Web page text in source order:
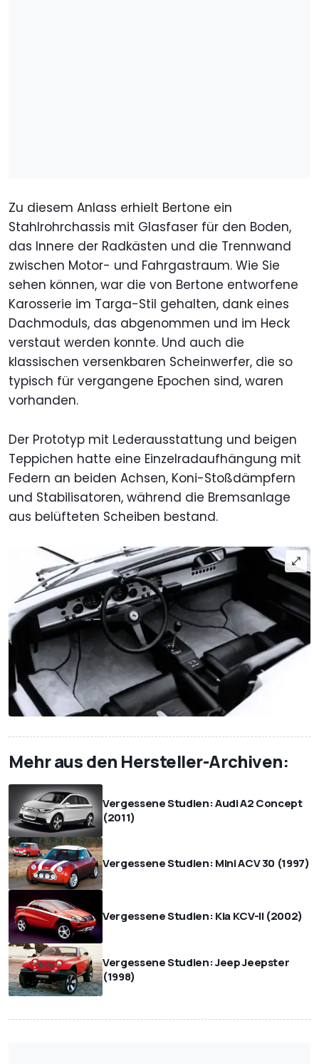
Zu diesem Anlass erhielt Bertone ein
Stahlrohrchassis mit Glasfaser für den Boden,
das Innere der Radkästen und die Trennwand
zwischen Motor- und Fahrgastraum. Wie Sie
sehen können, war die von Bertone entworfene
Karosserie im Targa-Stil gehalten, dank eines
Dachmoduls, das abgenommen und im Heck
verstaut werden konnte. Und auch die
klassischen versenkbaren Scheinwerfer, die so
typisch für vergangene Epochen sind, waren
vorhanden.
Der Prototyp mit Lederausstattung und beigen
Teppichen hatte eine Einzelradaufhängung mit
Federn an beiden Achsen, Koni-Stoßdämpfern
und Stabilisatoren, während die Bremsanlage
aus belüfteten Scheiben bestand.
Mehr aus den Hersteller-Archiven:
Vergessene Studien: Audi A2 Concept
(2011)
Vergessene Studien: Mini ACV 30 (1997)
Vergessene Studien: Kia KCV-II (2002)
Vergessene Studien: Jeep Jeepster
(1998)